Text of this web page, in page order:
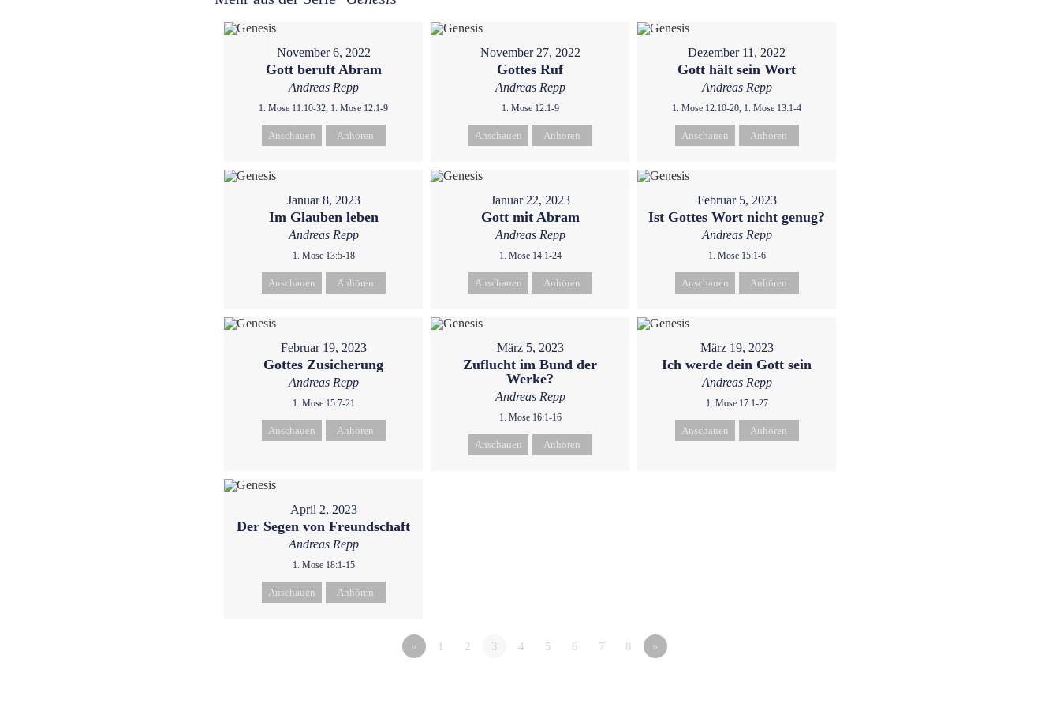
November 6, 2022
Gott beruft Abram
Andreas Repp
1. Mose 11:10-32, 1. Mose 12:1-9
Anschauen Anhören
November 27, 2022
Gottes Ruf
Andreas Repp
1. Mose 12:1-9
Anschauen Anhören
Dezember 11, 2022
Gott hält sein Wort
Andreas Repp
1. Mose 12:10-20, 1. Mose 13:1-4
Anschauen Anhören
Januar 8, 2023
Im Glauben leben
Andreas Repp
1. Mose 13:5-18
Anschauen Anhören
Januar 22, 2023
Gott mit Abram
Andreas Repp
1. Mose 14:1-24
Anschauen Anhören
Februar 5, 2023
Ist Gottes Wort nicht genug?
Andreas Repp
1. Mose 15:1-6
Anschauen Anhören
Februar 19, 2023
Gottes Zusicherung
Andreas Repp
1. Mose 15:7-21
Anschauen Anhören
März 5, 2023
Zuflucht im Bund der
Werke?
Andreas Repp
1. Mose 16:1-16
Anschauen Anhören
März 19, 2023
Ich werde dein Gott sein
Andreas Repp
1. Mose 17:1-27
Anschauen Anhören
April 2, 2023
Der Segen von Freundschaft
Andreas Repp
1. Mose 18:1-15
Anschauen Anhören
« 1 2 3 4 5 6 7 8 »